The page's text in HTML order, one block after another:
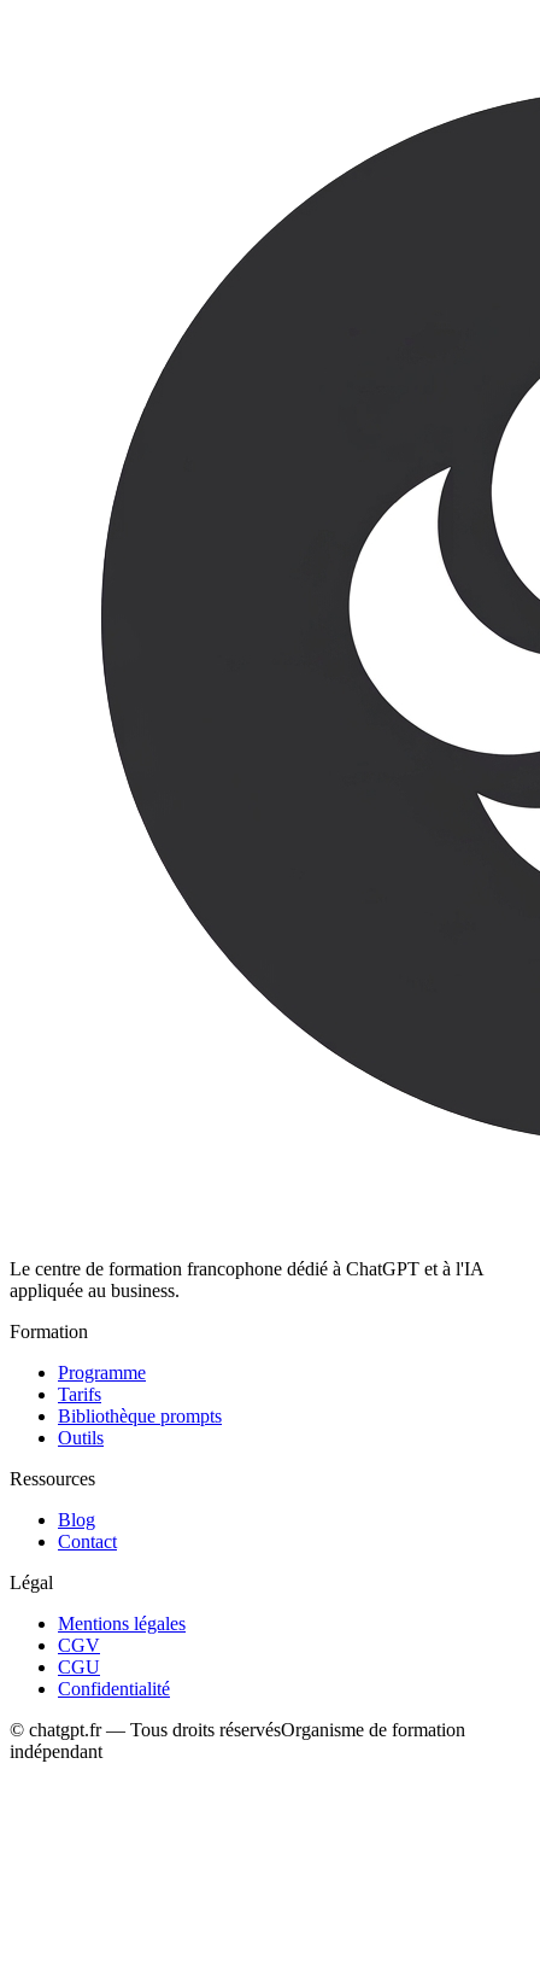
Le centre de formation francophone dédié à ChatGPT et à l'IA
appliquée au business.
Formation
Programme
Tarifs
Bibliothèque prompts
Outils
Ressources
Blog
Contact
Légal
Mentions légales
CGV
CGU
Confidentialité
© chatgpt.fr — Tous droits réservésOrganisme de formation
indépendant